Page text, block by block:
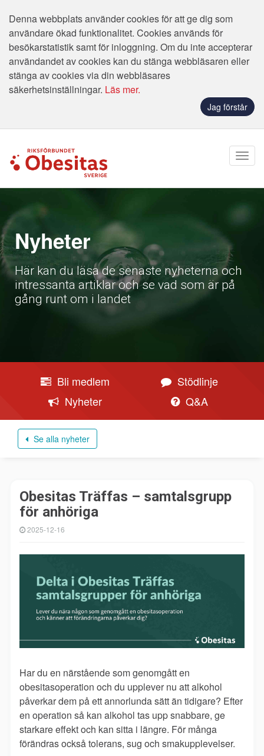
Denna webbplats använder cookies för att ge dig som
användare ökad funktionalitet. Cookies används för
besökarstatistik samt för inloggning. Om du inte accepterar
användandet av cookies kan du stänga webbläsaren eller
stänga av cookies via din webbläsares
säkerhetsinställningar. Läs mer.
Jag förstår
Nyheter
Här kan du läsa de senaste nyheterna och
intressanta artiklar och se vad som är på
gång runt om i landet
Bli medlem
Stödlinje
Nyheter
Q&A
Se alla nyheter
Obesitas Träffas – samtalsgrupp
för anhöriga
2025-12-16
Har du en närstående som genomgått en
obesitasoperation och du upplever nu att alkohol
påverkar dem på ett annorlunda sätt än tidigare? Efter
en operation så kan alkohol tas upp snabbare, ge
starkare effekt och kan sitta i längre. För många
förändras också tolerans, sug och smakupplevelser.